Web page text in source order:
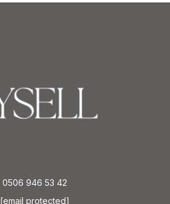
0506 946 53 42
[email protected]